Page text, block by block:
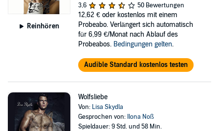
Reinhören
3,6
50 Bewertungen
12,62 € oder kostenlos mit einem
Probeabo. Verlängert sich automatisch
für 6,99 €/Monat nach Ablauf des
Probeabos. Bedingungen gelten.
Audible Standard kostenlos testen
Wolfsliebe
Von: Lisa Skydla
Gesprochen von: Ilona Noß
Spieldauer: 9 Std. und 58 Min.